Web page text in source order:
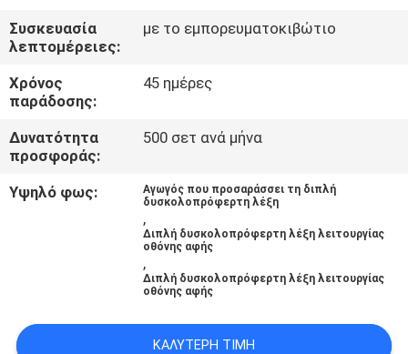
ΣΤΟ
ΕΡΓΟΣΤΆΣΙΟ
ΈΛΕΓΧΟΣ
ΠΟΙΌΤΗΤΑΣ
ΕΠΙΚΟΙΝΩΝΉΣΤΕ
ΕΙΔΉΣΕΙΣ
Συσκευασία
λεπτομέρειες:
με το εμπορευματοκιβώτιο
Χρόνος
παράδοσης:
45 ημέρες
Δυνατότητα
προσφοράς:
500 σετ ανά μήνα
Υψηλό φως:
Αγωγός που προσαράσσει τη διπλή
δυσκολοπρόφερτη λέξη
,
Διπλή δυσκολοπρόφερτη λέξη λειτουργίας
οθόνης αφής
,
Διπλή δυσκολοπρόφερτη λέξη λειτουργίας
οθόνης αφής
ΚΑΛΎΤΕΡΗ ΤΙΜΉ